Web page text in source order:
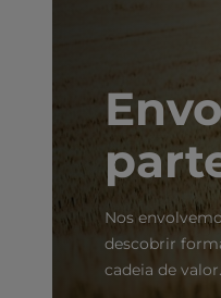
Nos
descobrir
cadeia de valor.